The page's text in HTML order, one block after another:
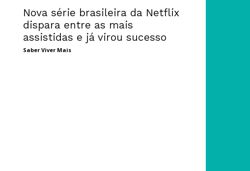
Nova série brasileira da Netflix
dispara entre as mais
assistidas e já virou sucesso
Saber Viver Mais